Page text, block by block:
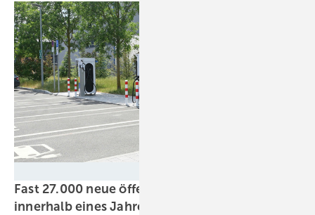
Fast 27.000 neue öffentliche Ladepunkte
innerhalb eines Jahres